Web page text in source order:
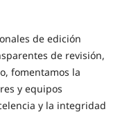
de edición
de revisión,
fomentamos la
y equipos
y la integridad